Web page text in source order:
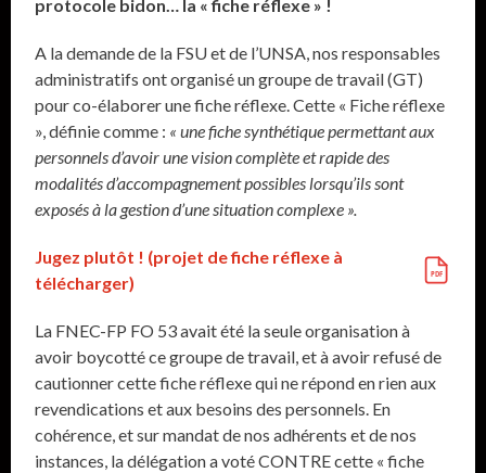
protocole bidon… la « fiche réflexe » !
A la demande de la FSU et de l’UNSA, nos responsables
administratifs ont organisé un groupe de travail (GT)
pour co-élaborer une fiche réflexe. Cette « Fiche réflexe
», définie comme : « une fiche synthétique permettant aux
personnels d’avoir une vision complète et rapide des
modalités d’accompagnement possibles lorsqu’ils sont
exposés à la gestion d’une situation complexe ».
Jugez plutôt ! (projet de fiche réflexe à
télécharger)
La FNEC-FP FO 53 avait été la seule organisation à
avoir boycotté ce groupe de travail, et à avoir refusé de
cautionner cette fiche réflexe qui ne répond en rien aux
revendications et aux besoins des personnels. En
cohérence, et sur mandat de nos adhérents et de nos
instances, la délégation a voté CONTRE cette « fiche